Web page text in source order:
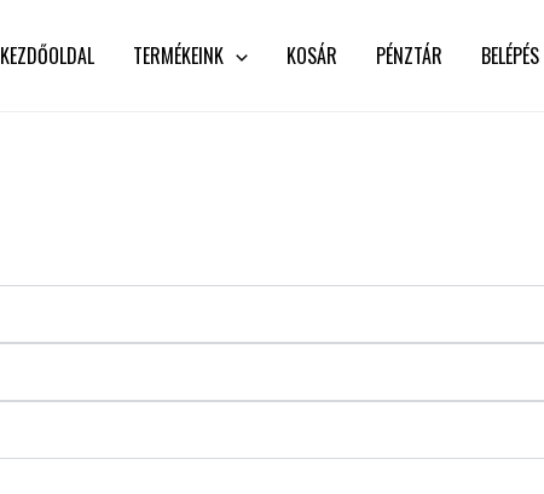
KEZDŐOLDAL TERMÉKEINK KOSÁR PÉNZTÁR BELÉPÉS